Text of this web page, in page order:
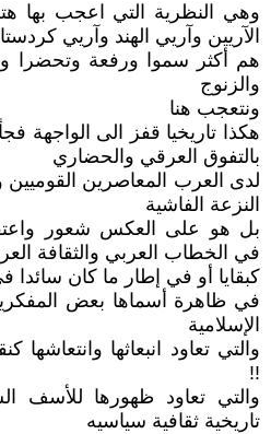
وهي النظرية التي اعجب بها
الآريين وآريي الهند وآريي
هم أكثر سموا ورفعة وتحضرا
والزنوج
ونتعجب هنا
هكذا تاريخيا قفز الى الواجهة
بالتفوق العرقي والحضاري
لدى العرب المعاصرين
النزعة الفاشية
بل هو على العكس شعور
في الخطاب العربي والثقافة
كبقايا أو في إطار ما كان
في ظاهرة أسماها بعض
الإسلامية
والتي تعاود انبعاثها وانتعاشها
!!
والتي تعاود ظهورها للأسف
تاريخية ثقافية سياسيه